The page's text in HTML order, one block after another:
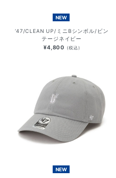
NEW
’47/CLEAN UP/ミニBシンボル/ビン
テージネイビー
¥4,800 (税込)
NEW